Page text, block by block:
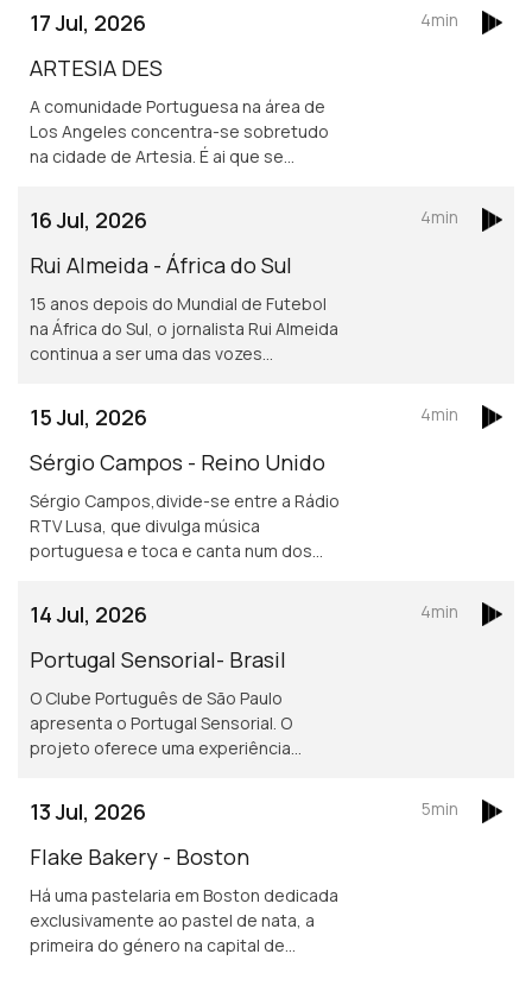
17 Jul, 2026
ARTESIA DES
A comunidade Portuguesa na área de
Los Angeles concentra-se sobretudo
na cidade de Artesia. É ai que se
Portugueses nos Estados Unidos.
4min
16 Jul, 2026
Rui Almeida - África do Sul
15 anos depois do Mundial de Futebol
na África do Sul, o jornalista Rui Almeida
continua a ser uma das vozes
lusofonia.
4min
15 Jul, 2026
Sérgio Campos - Reino Unido
Sérgio Campos,divide-se entre a Rádio
RTV Lusa, que divulga música
portuguesa e toca e canta num dos
4min
14 Jul, 2026
Portugal Sensorial- Brasil
O Clube Português de São Paulo
apresenta o Portugal Sensorial. O
projeto oferece uma experiência
e um show audiovisual tecnológico.
4min
13 Jul, 2026
Flake Bakery - Boston
Há uma pastelaria em Boston dedicada
exclusivamente ao pastel de nata, a
primeira do género na capital de
5min